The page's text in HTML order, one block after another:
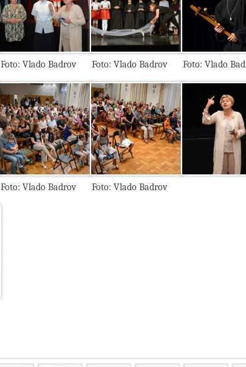
Foto: Vlado Badrov Foto: Vlado Badrov Foto: Vlado
Foto: Vlado Badrov Foto: Vlado Badrov